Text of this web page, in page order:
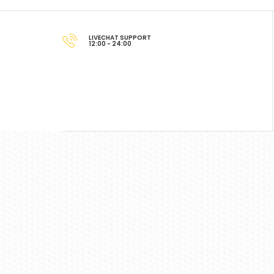
LIVECHAT SUPPORT
12:00 - 24:00